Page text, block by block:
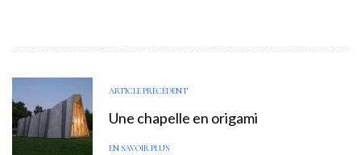
ARTICLE PRÉCÉDENT
Une chapelle en origami
EN SAVOIR PLUS